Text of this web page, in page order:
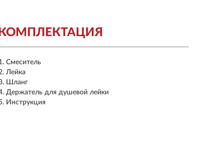
КОМПЛЕКТАЦИЯ
Смеситель
Лейка
Шланг
Держатель для душевой лейки
Инструкция